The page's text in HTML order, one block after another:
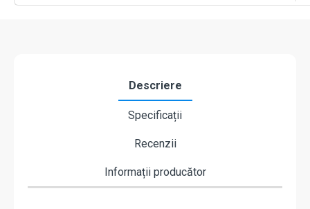
Descriere
Specificații
Recenzii
Informații producător